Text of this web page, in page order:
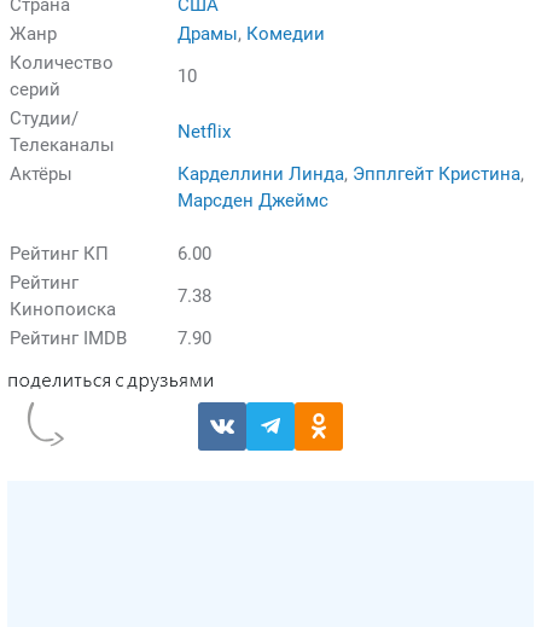
Страна
США
Жанр
Драмы, Комедии
Количество
серий
10
Студии/
Телеканалы
Netflix
Актёры
Карделлини Линда, Эпплгейт Кристина,
Марсден Джеймс
Рейтинг КП
6.00
Рейтинг
Кинопоиска
7.38
Рейтинг IMDB
7.90